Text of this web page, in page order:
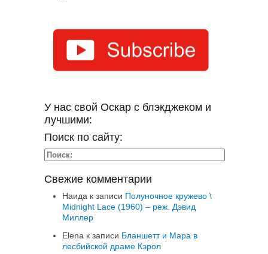
У нас свой Оскар с блэкджеком и
лучшими:
Поиск по сайту:
Свежие комментарии
Наида к записи Полуночное кружево \
Midnight Lace (1960) – реж. Дэвид
Миллер
Elena к записи Бланшетт и Мара в
лесбийской драме Кэрол